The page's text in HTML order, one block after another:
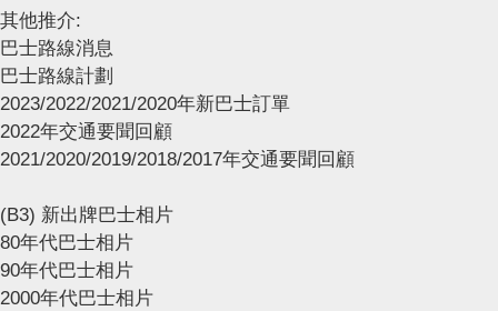
其他推介:
巴士路線消息
巴士路線計劃
2023/2022/2021/2020年新巴士訂單
2022年交通要聞回顧
2021/2020/2019/2018/2017年交通要聞回顧
(B3) 新出牌巴士相片
80年代巴士相片
90年代巴士相片
2000年代巴士相片